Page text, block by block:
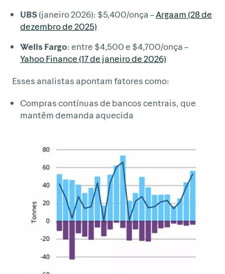
UBS(janeiro 2026): $5,400/onça –Argaam (28 de
dezembro de 2025)
Wells Fargo: entre $4,500 e $4,700/onça –
Yahoo Finance (17 de janeiro de 2026)
Esses analistas apontam fatores como:
Compras contínuas de bancos centrais, que
mantêm demanda aquecida